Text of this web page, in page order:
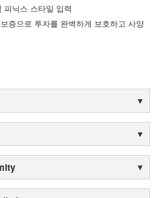
닉스 스타일 입력
증으로 투자를 완벽하게 보호하고 사양